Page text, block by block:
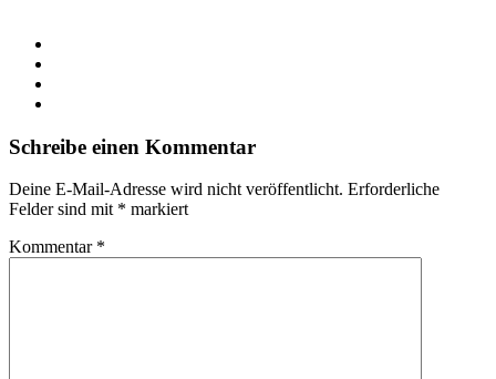
Schreibe einen Kommentar
Deine E-Mail-Adresse wird nicht veröffentlicht. Erforderliche
Felder sind mit * markiert
Kommentar *